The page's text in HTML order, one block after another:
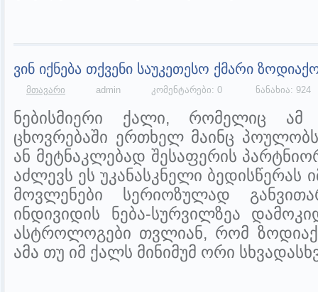
ვინ იქნება თქვენი საუკეთესო ქმარი
მთავარი admin კომენტარები: 0 ნანახია: 924
ნებისმიერი ქალი, რომელიც ამ
ცხოვრებაში ერთხელ მაინც
ან მეტნაკლებად შესაფერის
აძლევს ეს უკანასკნელი ბედისწერას
მოვლენები სერიოზულად
ინდივიდის ნება-სურვილზეა
ასტროლოგები თვლიან, რომ
ამა თუ იმ ქალს მინიმუმ ორი